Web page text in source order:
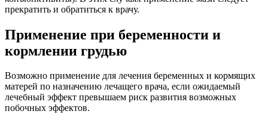
прекратить и обратиться к врачу.
Применение при беременности и
кормлении грудью
Возможно применение для лечения беременных и кормящих
матерей по назначению лечащего врача, если ожидаемый
лечебный эффект превышаем риск развития возможных
побочных эффектов.